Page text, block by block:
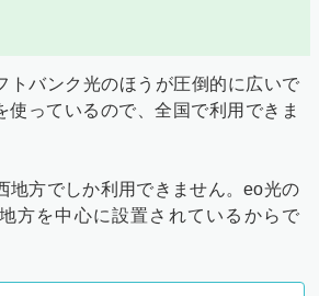
トバンク光のほうが圧倒的に広いで
使っているので、全国で利用できま
地方でしか利用できません。eo光の
方を中心に設置されているからで